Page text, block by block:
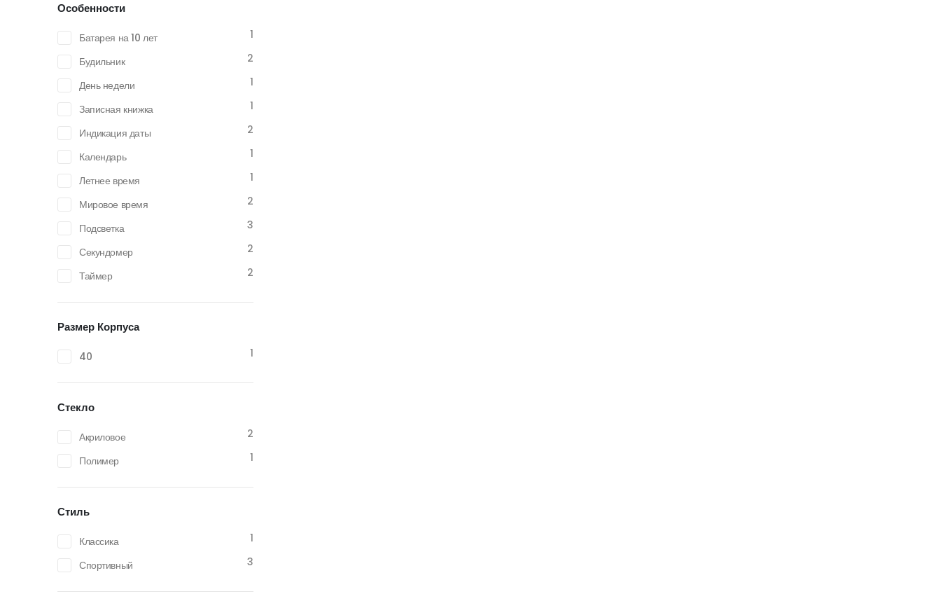
Особенности
Батарея на 10 лет
1
Будильник
2
День недели
1
Записная книжка
1
Индикация даты
2
Календарь
1
Летнее время
1
Мировое время
2
Подсветка
3
Секундомер
2
Таймер
2
Размер Корпуса
40 1
Стекло
Акриловое
2
Полимер
1
Стиль
Классика
1
Спортивный
3